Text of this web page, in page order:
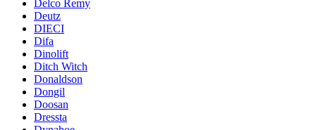
Delco Remy
Deutz
DIECI
Difa
Dinolift
Ditch Witch
Donaldson
Dongil
Doosan
Dressta